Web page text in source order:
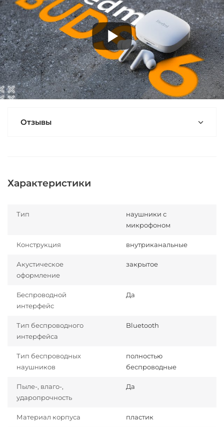
Отзывы
Характеристики
Тип
наушники с
микрофоном
Конструкция внутриканальные
Акустическое
оформление
закрытое
Беспроводной
интерфейс
Да
Тип беспроводного
интерфейса
Bluetooth
Тип беспроводных
наушников
полностью
беспроводные
Пыле-, влаго-,
ударопрочность
Да
Материал корпуса пластик